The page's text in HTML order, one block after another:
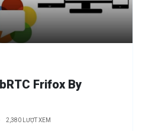
Frifox By
2,380 LƯỢT XEM